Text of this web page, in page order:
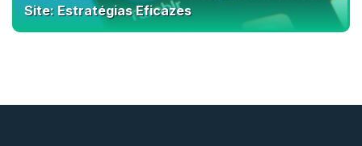
Site: Estratégias Eficazes